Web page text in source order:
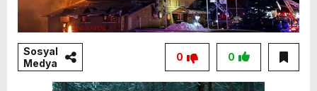
Sosyal
Medya
0
0